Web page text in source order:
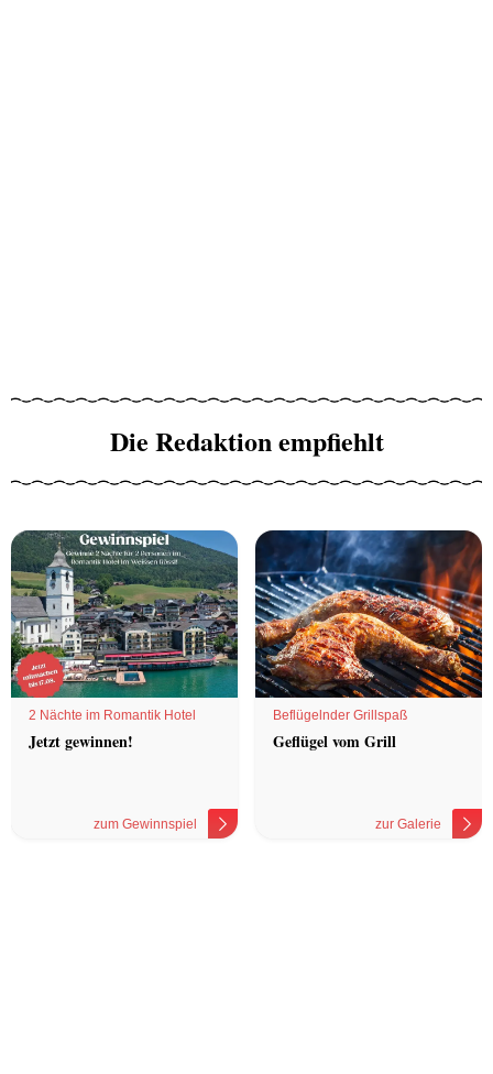
Die Redaktion empfiehlt
2 Nächte im Romantik Hotel
Jetzt gewinnen!
zum Gewinnspiel
Beflügelnder Grillspaß
Geflügel vom Grill
zur Galerie